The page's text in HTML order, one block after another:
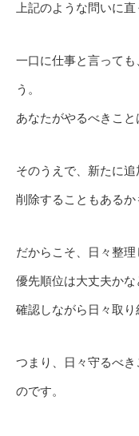
上記のような問いに
一口に仕事と言って
う。
あなたがやるべきこと
そのうえで、新たに追
削除することもあるか
だからこそ、日々整理
優先順位は大丈夫かな
確認しながら日々取り
つまり、日々守るべ
のです。